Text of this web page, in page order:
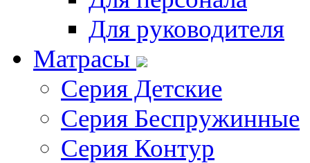
Для руководителя
Матрасы
Серия Детские
Серия Беспружинные
Серия Контур